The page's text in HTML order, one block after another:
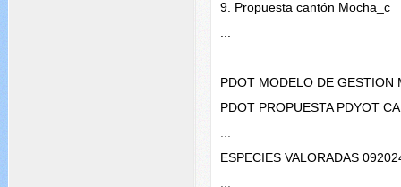
9. Propuesta cantón Mocha_c
PDOT MODELO DE GESTION
PDOT PROPUESTA PDYOT
ESPECIES VALORADAS